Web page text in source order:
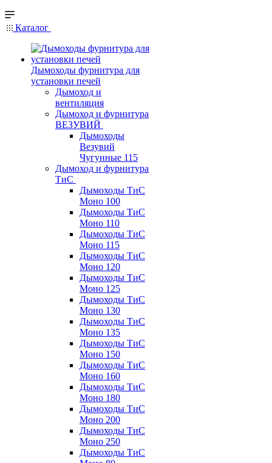
Каталог
Дымоходы фурнитура для
установки печей
Дымоход и
вентиляция
Дымоход и фурнитура
ВЕЗУВИЙ
Дымоходы
Везувий
Чугунные 115
Дымоход и фурнитура
ТиС
Дымоходы ТиС
Моно 100
Дымоходы ТиС
Моно 110
Дымоходы ТиС
Моно 115
Дымоходы ТиС
Моно 120
Дымоходы ТиС
Моно 125
Дымоходы ТиС
Моно 130
Дымоходы ТиС
Моно 135
Дымоходы ТиС
Моно 150
Дымоходы ТиС
Моно 160
Дымоходы ТиС
Моно 180
Дымоходы ТиС
Моно 200
Дымоходы ТиС
Моно 250
Дымоходы ТиС